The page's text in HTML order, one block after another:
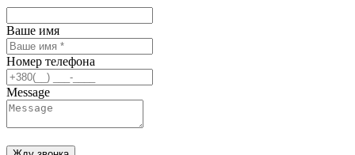
Ваше имя
Номер телефона
Message